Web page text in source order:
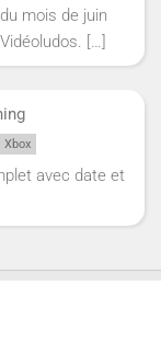
mois de juin
[…]
Xbox
avec date et